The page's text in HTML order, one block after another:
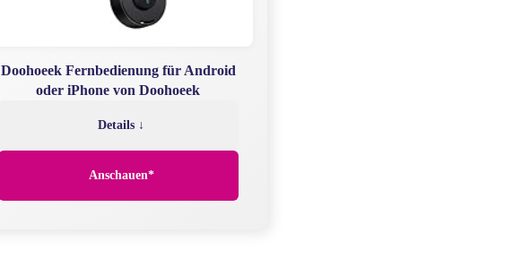
Doohoeek Fernbedienung für Android
oder iPhone von Doohoeek
Details ↓
Anschauen*